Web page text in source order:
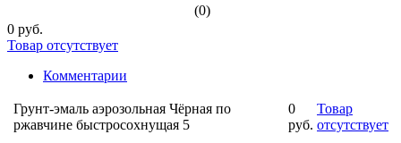
(0)
0 руб.
Товар отсутствует
Комментарии
Грунт-эмаль аэрозольная Чёрная по
ржавчине быстросохнущая 5
0
руб.
Товар
отсутствует